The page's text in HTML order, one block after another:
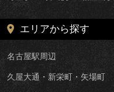
エリアから探す
名古屋駅周辺
久屋大通・新栄町・矢場町